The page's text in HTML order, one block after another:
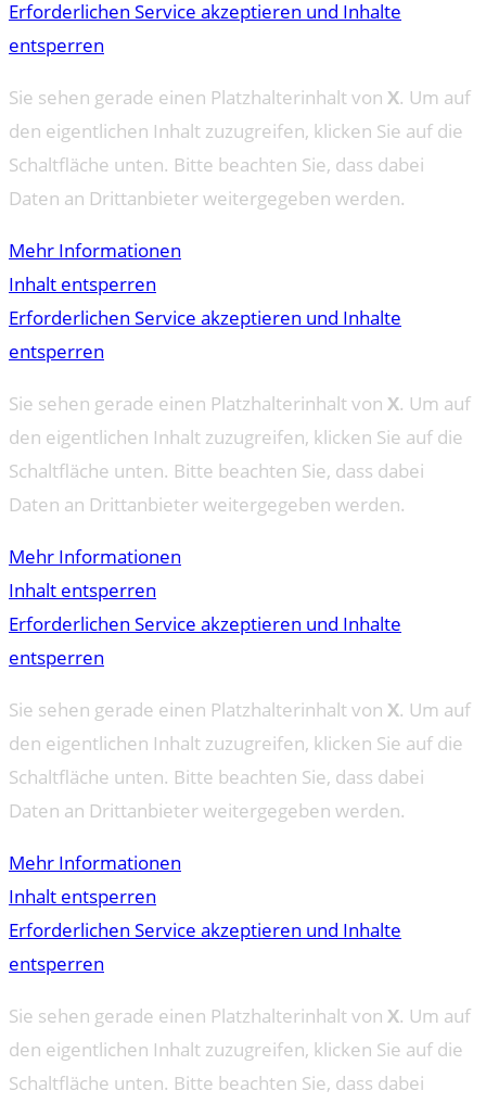
Erforderlichen Service akzeptieren und Inhalte
entsperren
Sie sehen gerade einen Platzhalterinhalt von X. Um auf
den eigentlichen Inhalt zuzugreifen, klicken Sie auf die
Schaltfläche unten. Bitte beachten Sie, dass dabei
Daten an Drittanbieter weitergegeben werden.
Mehr Informationen
Inhalt entsperren
Erforderlichen Service akzeptieren und Inhalte
entsperren
Sie sehen gerade einen Platzhalterinhalt von X. Um auf
den eigentlichen Inhalt zuzugreifen, klicken Sie auf die
Schaltfläche unten. Bitte beachten Sie, dass dabei
Daten an Drittanbieter weitergegeben werden.
Mehr Informationen
Inhalt entsperren
Erforderlichen Service akzeptieren und Inhalte
entsperren
Sie sehen gerade einen Platzhalterinhalt von X. Um auf
den eigentlichen Inhalt zuzugreifen, klicken Sie auf die
Schaltfläche unten. Bitte beachten Sie, dass dabei
Daten an Drittanbieter weitergegeben werden.
Mehr Informationen
Inhalt entsperren
Erforderlichen Service akzeptieren und Inhalte
entsperren
Sie sehen gerade einen Platzhalterinhalt von X. Um auf
den eigentlichen Inhalt zuzugreifen, klicken Sie auf die
Schaltfläche unten. Bitte beachten Sie, dass dabei